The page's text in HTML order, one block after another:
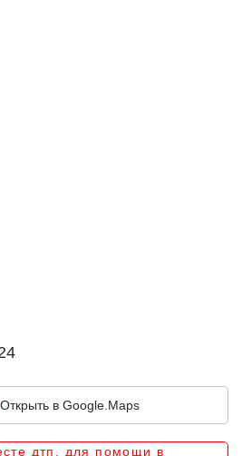
Открыть в Google.Maps
дтп, для помощи в